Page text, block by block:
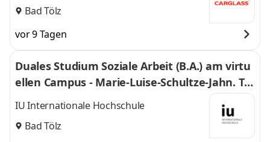
Bad Tölz
vor 9 Tagen
Duales Studium Soziale Arbeit (B.A.) am virtu
ellen Campus - Marie-Luise-Schultze-Jahn. Trä
gerverein Betreuung e. V.
IU Internationale Hochschule
Bad Tölz